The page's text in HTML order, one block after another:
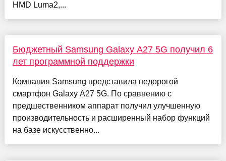
HMD Luma2,...
Бюджетный Samsung Galaxy A27 5G получил 6
лет программной поддержки
Компания Samsung представила недорогой
смартфон Galaxy A27 5G. По сравнению с
предшественником аппарат получил улучшенную
производительность и расширенный набор функций
на базе искусственно...